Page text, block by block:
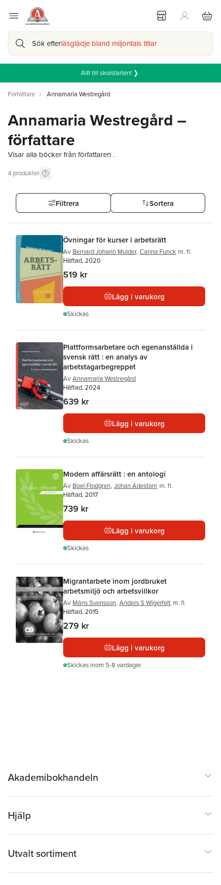
Sök efterläsglädje bland miljontals titlar
Allt till skolstarten! ❯
Författare Annamaria Westregård
Annamaria Westregård –
författare
Visar alla böcker från författaren .
4 produkter
Filtrera Sortera
Övningar för kurser i arbetsrätt
Av Bernard Johann Mulder, Carina Funck m. fl.
Häftad, 2020
519 kr
Lägg i varukorg
Skickas
Plattformsarbetare och egenanställda i
svensk rätt : en analys av
arbetstagarbegreppet
Av Annamaria Westregård
Häftad, 2024
639 kr
Lägg i varukorg
Skickas
Modern affärsrätt : en antologi
Av Boel Flodgren, Johan Adestam m. fl.
Häftad, 2017
739 kr
Lägg i varukorg
Skickas
Migrantarbete inom jordbruket
arbetsmiljö och arbetsvillkor
Av Måns Svensson, Anders S Wigerfelt m. fl.
Häftad, 2015
279 kr
Lägg i varukorg
Skickas inom 5-8 vardagar
Akademibokhandeln
Hjälp
Utvalt sortiment